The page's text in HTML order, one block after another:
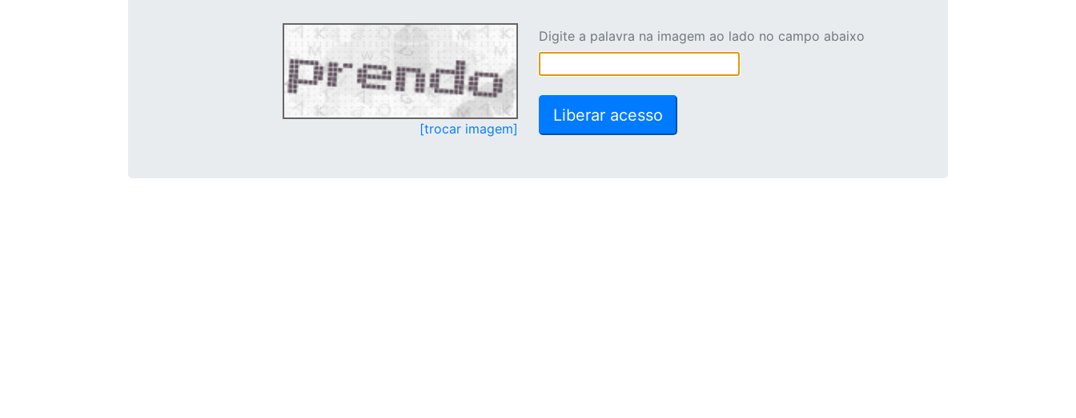
[trocar imagem]
Digite a palavra na imagem ao lado no campo abaixo